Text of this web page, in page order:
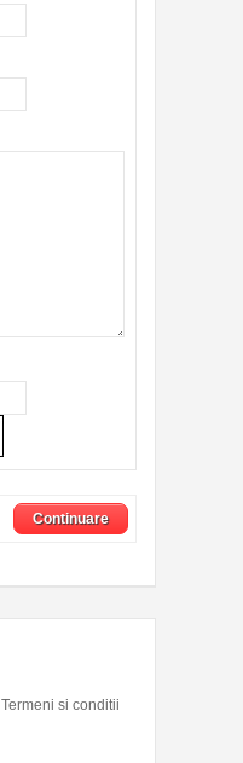
Termeni si conditii